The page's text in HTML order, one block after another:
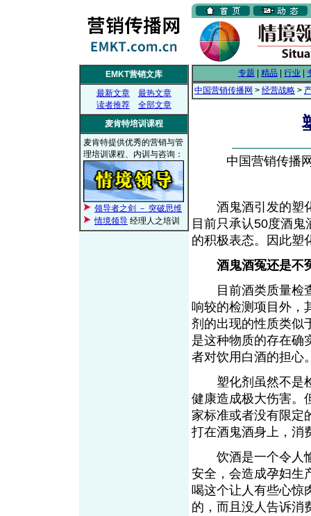
EMKT营销文库
最新文章
最热文章
读者推荐
全部文章
麦肯特培训课程
麦肯特提供优秀的营销与管
理培训课程、内训与咨询：
领导者之剑 － 突破思维
情境领导 经理人之培训
专题 精品 行业
中国营销传播网 > 经营战略 >
中国营销传播
酒鬼酒引发的塑化
目前只承认50度酒
的积极表态。因此塑
酒鬼酒冤还是不
目前酒类质量检查
响较的检测项目外，
剂的出现的性质类似
是这种物质的存在确
者对饮用白酒的担心
塑化剂虽然不是检
健康造成极大伤害。
家标准或者没有限定
打在酒鬼酒身上，消
饮酒是一个令人愉
安全，会造成孕妇生
喝这个让人有些心惊
的，而且没人告诉消